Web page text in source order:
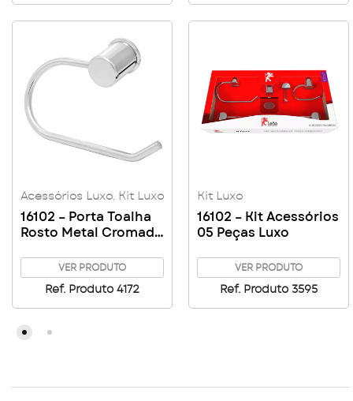
Acessórios Luxo, Kit Luxo
16102 – Porta Toalha
Rosto Metal Cromado
VER PRODUTO
Ref. Produto 4172
Kit Luxo
16102 – Kit Acessórios
05 Peças Luxo
VER PRODUTO
Ref. Produto 3595